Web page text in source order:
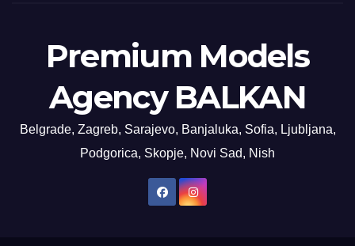
Premium Models
Agency BALKAN
Belgrade, Zagreb, Sarajevo, Banjaluka, Sofia, Ljubljana,
Podgorica, Skopje, Novi Sad, Nish